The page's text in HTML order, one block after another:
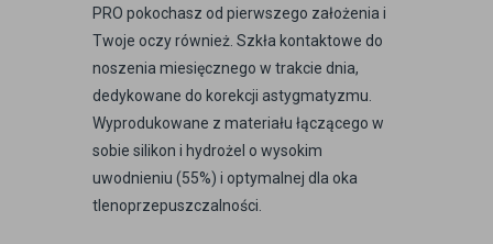
PRO pokochasz od pierwszego założenia i
Twoje oczy również. Szkła kontaktowe do
noszenia miesięcznego w trakcie dnia,
dedykowane do korekcji astygmatyzmu.
Wyprodukowane z materiału łączącego w
sobie silikon i hydrożel o wysokim
uwodnieniu (55%) i optymalnej dla oka
tlenoprzepuszczalności.